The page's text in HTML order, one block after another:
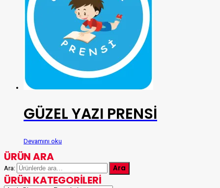
GÜZEL YAZI PRENSİ
Devamını oku
ÜRÜN ARA
Ara: Ara
ÜRÜN KATEGORILERI